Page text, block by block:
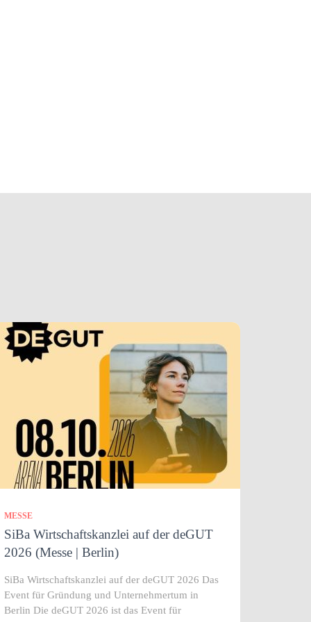
MESSE
SiBa Wirtschaftskanzlei auf der deGUT
2026 (Messe | Berlin)
SiBa Wirtschaftskanzlei auf der deGUT 2026 Das
Event für Gründung und Unternehmertum in
Berlin Die deGUT 2026 ist das Event für